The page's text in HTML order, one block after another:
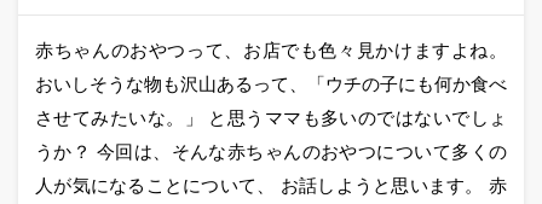
赤ちゃんのおやつって、お店でも色々見かけますよね。
おいしそうな物も沢山あるって、「ウチの子にも何か食べ
させてみたいな。」 と思うママも多いのではないでしょ
うか？ 今回は、そんな赤ちゃんのおやつについて多くの
人が気になることについて、 お話しようと思います。 赤